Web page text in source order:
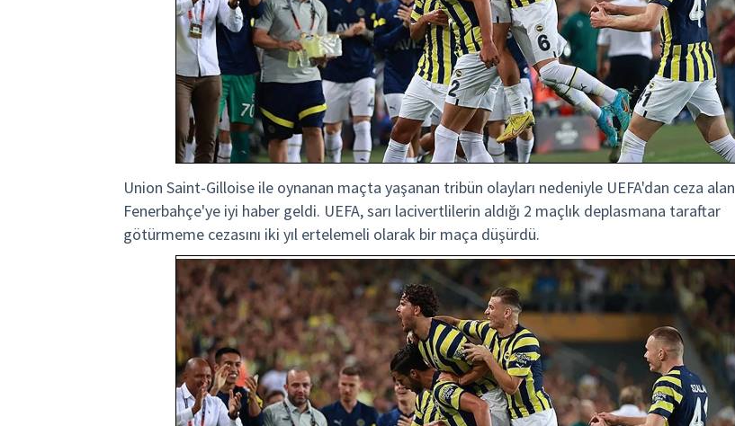
Union Saint-Gilloise ile oynanan maçta yaşanan tribün olayları nedeniyle UEFA'dan ceza alan
Fenerbahçe'ye iyi haber geldi. UEFA, sarı lacivertlilerin aldığı 2 maçlık deplasmana taraftar
götürmeme cezasını iki yıl ertelemeli olarak bir maça düşürdü.